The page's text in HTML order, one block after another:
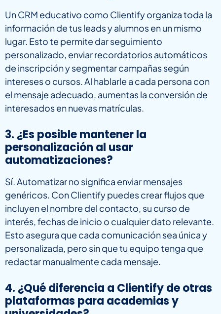
Un CRM educativo como Clientify organiza toda la
información de tus leads y alumnos en un mismo
lugar. Esto te permite dar seguimiento
personalizado, enviar recordatorios automáticos
de inscripción y segmentar campañas según
intereses o cursos. Al hablarle a cada persona con
el mensaje adecuado, aumentas la conversión de
interesados en nuevas matrículas.
3. ¿Es posible mantener la
personalización al usar
automatizaciones?
Sí. Automatizar no significa enviar mensajes
genéricos. Con Clientify puedes crear flujos que
incluyen el nombre del contacto, su curso de
interés, fechas de inicio o cualquier dato relevante.
Esto asegura que cada comunicación sea única y
personalizada, pero sin que tu equipo tenga que
redactar manualmente cada mensaje.
4. ¿Qué diferencia a Clientify de otras
plataformas para academias y